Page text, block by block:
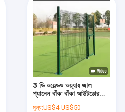
3 ডি ওয়েল্ডড ওয়্যার জাল
প্যানেল বাঁকা বাঁকা আউটডোর
মূল্য:US$4-US$50